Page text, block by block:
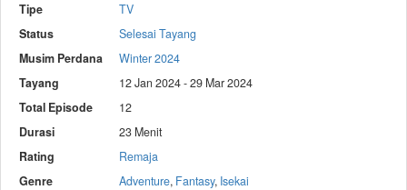
Tipe
TV
Status
Selesai Tayang
Musim Perdana
Winter 2024
Tayang
12 Jan 2024 - 29 Mar 2024
Total Episode
12
Durasi
23 Menit
Rating
Remaja
Genre
Adventure, Fantasy, Isekai